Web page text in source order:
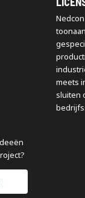
meets
sluiten